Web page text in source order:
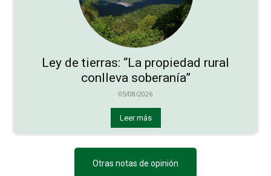
Ley de tierras: “La propiedad rural
conlleva soberanía”
05/08/2026
Leer más
Otras notas de opinión